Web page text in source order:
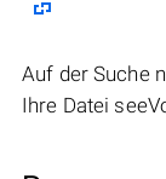
Auf der Suche
Ihre Datei